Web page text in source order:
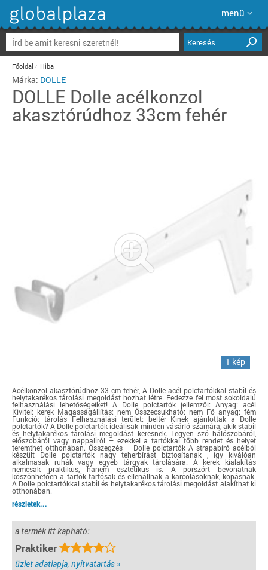
menü
Keresés
Főoldal Hiba
Márka: DOLLE
DOLLE Dolle acélkonzol
akasztórúdhoz 33cm fehér
1 kép
Acélkonzol akasztórúdhoz 33 cm fehér, A Dolle acél polctartókkal stabil és
helytakarékos tárolási megoldást hozhat létre. Fedezze fel most sokoldalú
felhasználási lehetőségeiket! A Dolle polctartók jellemzői: Anyag: acél
Kivitel: kerek Magasságállítás: nem Összecsukható: nem Fő anyag: fém
Funkció: tárolás Felhasználási terület: beltér Kinek ajánlottak a Dolle
polctartók? A Dolle polctartók ideálisak minden vásárló számára, akik stabil
és helytakarékos tárolási megoldást keresnek. Legyen szó hálószobáról,
előszobáról vagy nappaliról – ezekkel a tartókkal több rendet és helyet
teremthet otthonában. Összegzés – Dolle polctartók A strapabíró acélból
készült Dolle polctartók nagy teherbírást biztosítanak , így kiválóan
alkalmasak ruhák vagy egyéb tárgyak tárolására. A kerek kialakítás
nemcsak praktikus, hanem esztétikus is. A porszórt bevonatnak
köszönhetően a tartók tartósak és ellenállnak a karcolásoknak, kopásnak.
A Dolle polctartókkal stabil és helytakarékos tárolási megoldást alakíthat ki
otthonában.
részletek...
a termék itt kapható:
Praktiker
üzlet adatlapja, nyitvatartás »